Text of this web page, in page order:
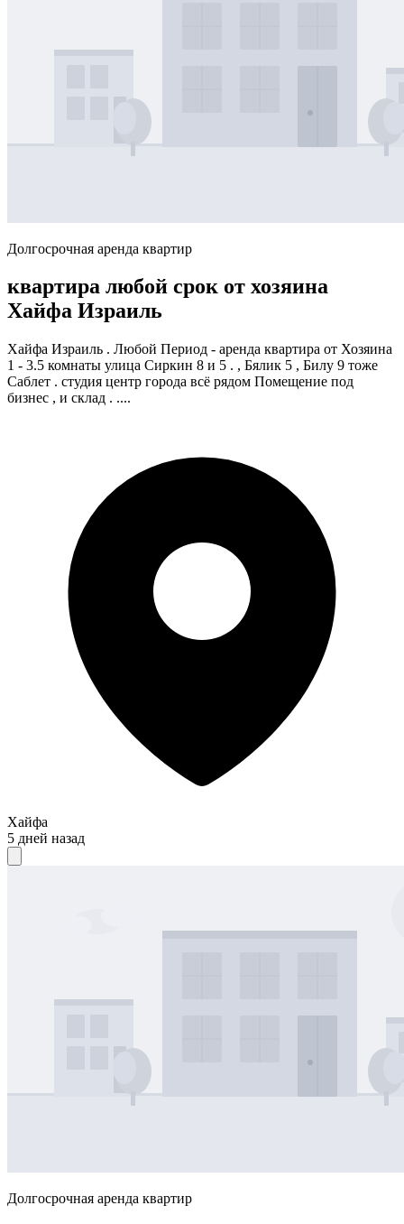
Долгосрочная аренда квартир
квартира любой срок от хозяина
Хайфа Израиль
Хайфа Израиль . Любой Период - аренда квартира от Хозяина
1 - 3.5 комнаты улица Сиркин 8 и 5 . , Бялик 5 , Билу 9 тоже
Саблет . студия центр города всё рядом Помещение под
бизнес , и склад . ....
Хайфа
5 дней назад
Долгосрочная аренда квартир